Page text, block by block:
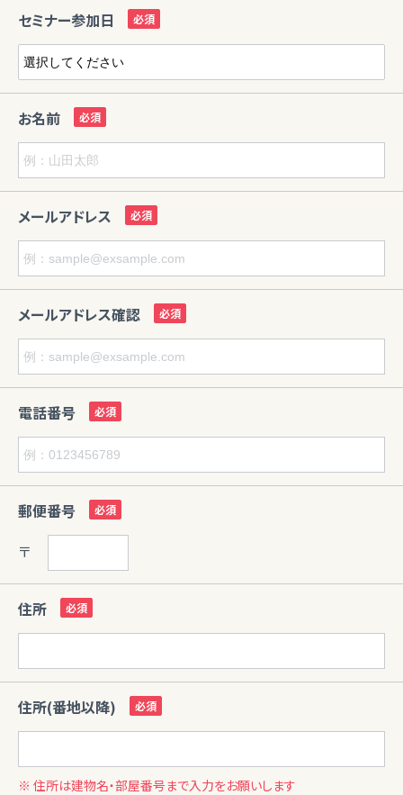
セミナー参加日
お名前
メールアドレス
メールアドレス確認
電話番号
郵便番号
〒
住所
住所(番地以降)
※ 住所は建物名・部屋番号まで入力をお願いします